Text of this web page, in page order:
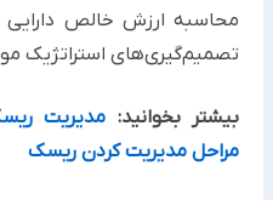
محاسبه ارزش خالص دارایی
تصمیم‌گیری‌های استراتژیک
بیشتر بخوانید: مدیریت
مراحل مدیریت کردن ریسک